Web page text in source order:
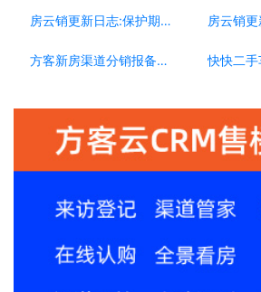
房云销更新日志:保护期更新[0223]
方客新房渠道分销报备系统，渠道公司的必选系统